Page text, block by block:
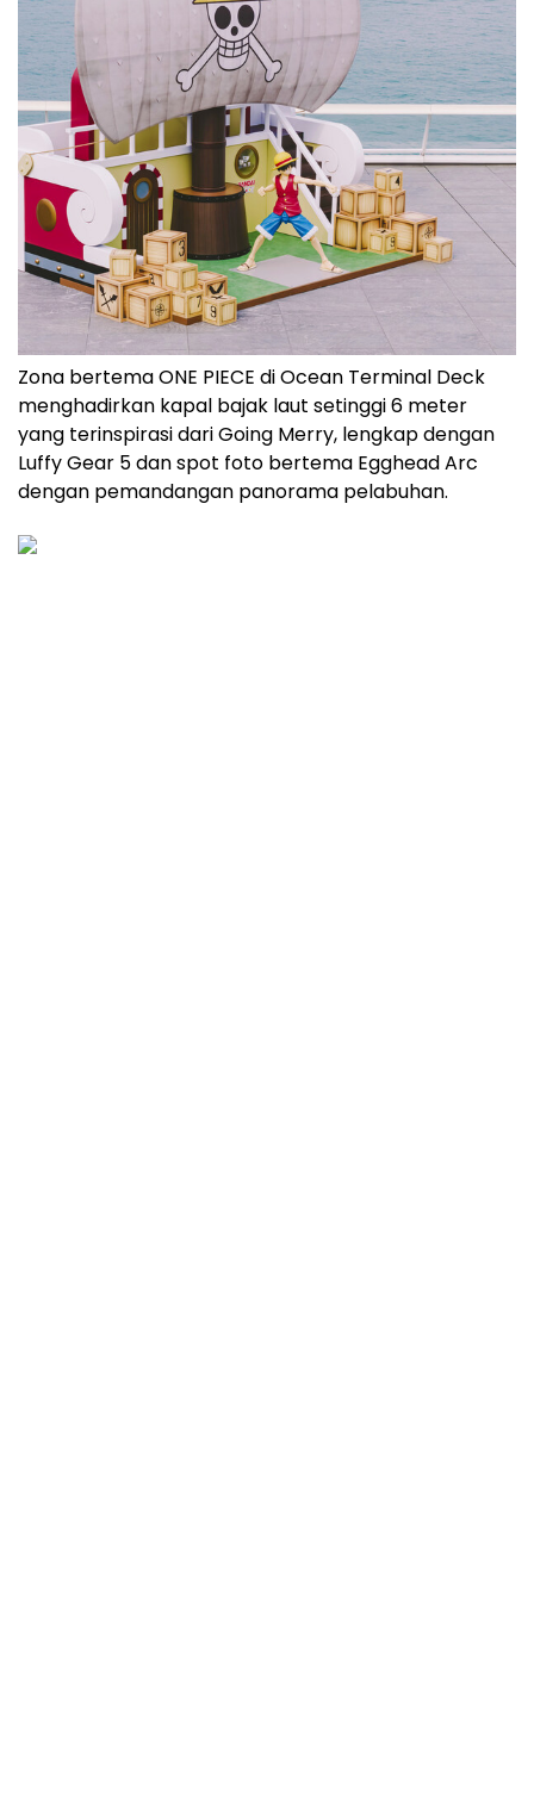
Zona bertema ONE PIECE di Ocean Terminal Deck
menghadirkan kapal bajak laut setinggi 6 meter
yang terinspirasi dari Going Merry, lengkap dengan
Luffy Gear 5 dan spot foto bertema Egghead Arc
dengan pemandangan panorama pelabuhan.